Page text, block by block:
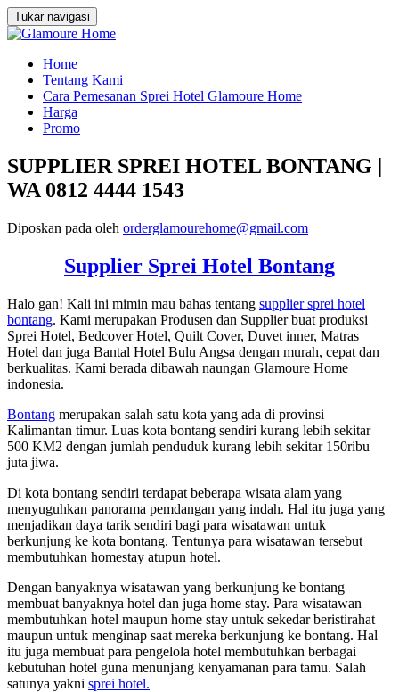
Tukar navigasi
Loncat
konten
Home
Tentang Kami
Cara Pemesanan Sprei Hotel Glamoure Home
Harga
Promo
SUPPLIER SPREI HOTEL BONTANG |
WA 0812 4444 1543
Diposkan pada oleh orderglamourehome@gmail.com
Supplier Sprei Hotel Bontang
Halo gan! Kali ini mimin mau bahas tentang supplier sprei hotel
bontang. Kami merupakan Produsen dan Supplier buat produksi
Sprei Hotel, Bedcover Hotel, Quilt Cover, Duvet inner, Matras
Hotel dan juga Bantal Hotel Bulu Angsa dengan murah, cepat dan
berkualitas. Kami berada dibawah naungan Glamoure Home
indonesia.
Bontang merupakan salah satu kota yang ada di provinsi
Kalimantan timur. Luas kota bontang sendiri kurang lebih sekitar
500 KM2 dengan jumlah penduduk kurang lebih sekitar 150ribu
juta jiwa.
Di kota bontang sendiri terdapat beberapa wisata alam yang
menyuguhkan panorama pemdangan yang indah. Hal itu juga yang
menjadikan daya tarik sendiri bagi para wisatawan untuk
berkunjung ke kota bontang. Tentunya para wisatawan tersebut
membutuhkan homestay atupun hotel.
Dengan banyaknya wisatawan yang berkunjung ke bontang
membuat banyaknya hotel dan juga home stay. Para wisatawan
membutuhkan hotel maupun home stay untuk sekedar beristirahat
maupun untuk menginap saat mereka berkunjung ke bontang. Hal
itu juga membuat para pengelola hotel membutuhkan berbagai
kebutuhan hotel guna menunjang kenyamanan para tamu. Salah
satunya yakni sprei hotel.